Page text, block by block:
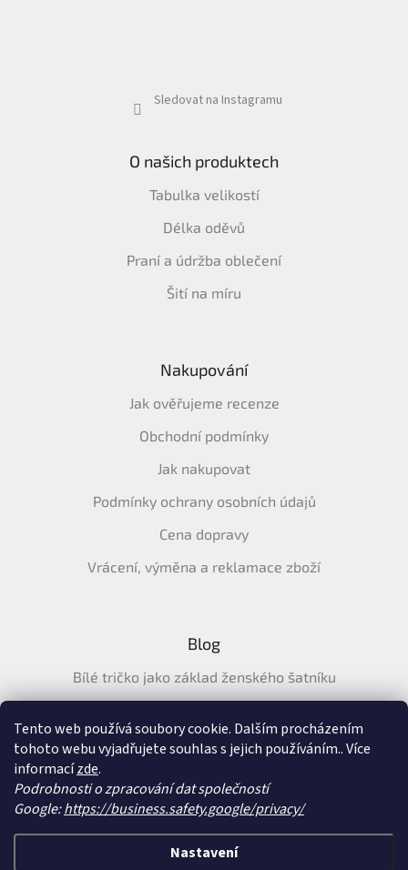
Tento web používá soubory cookie. Dalším procházením
tohoto webu vyjadřujete souhlas s jejich používáním.. Více
informacízde.
Podrobnosti o zpracování dat společností
Google:https://business.safety.google/privacy/
Nastavení
Sledovat na Instagramu
O našich produktech
Tabulka velikostí
Délka oděvů
Praní a údržba oblečení
Šití na míru
Nakupování
Jak ověřujeme recenze
Obchodní podmínky
Jak nakupovat
Podmínky ochrany osobních údajů
Cena dopravy
Vrácení, výměna a reklamace zboží
Blog
Bílé tričko jako základ ženského šatníku
tričko na léto
Průvodce letními šaty: pohodlné, vzdušné a ženské šaty na
Vytvořil Shoptet &